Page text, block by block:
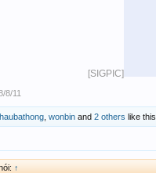
[SIGPIC]
8/11
wonbin and 2 others like this.
↑